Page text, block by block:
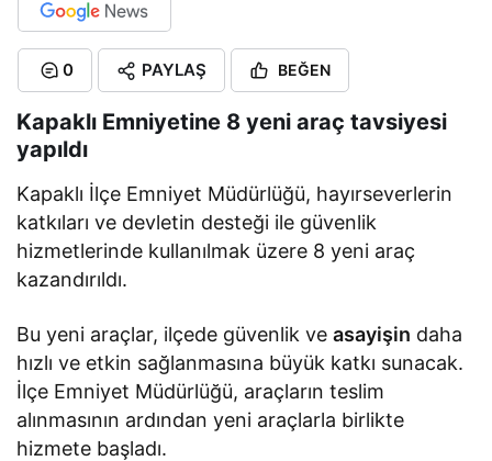
0 PAYLAŞ BEĞEN
Kapaklı Emniyetine 8 yeni araç tavsiyesi
yapıldı
Kapaklı İlçe Emniyet Müdürlüğü, hayırseverlerin
katkıları ve devletin desteği ile güvenlik
hizmetlerinde kullanılmak üzere 8 yeni araç
kazandırıldı.
Bu yeni araçlar, ilçede güvenlik veasayişin daha
hızlı ve etkin sağlanmasına büyük katkı sunacak.
İlçe Emniyet Müdürlüğü, araçların teslim
alınmasının ardından yeni araçlarla birlikte
hizmete başladı.